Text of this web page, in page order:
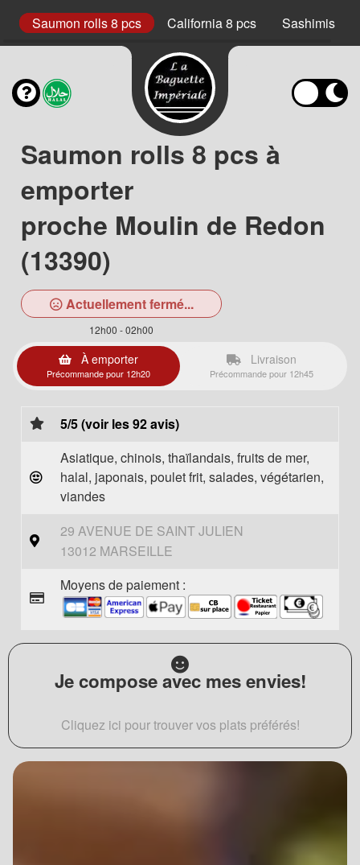
Saumon rolls 8 pcs California 8 pcs Sashimis
Saumon rolls 8 pcs à
emporter
proche Moulin de Redon
(13390)
Actuellement fermé...
12h00 - 02h00
À emporter
Précommande pour 12h20
Livraison
Précommande pour 12h45
5/5 (voir les 92 avis)
Asiatique, chinois, thaïlandais, fruits de mer,
halal, japonais, poulet frit, salades, végétarien,
viandes
29 AVENUE DE SAINT JULIEN
13012 MARSEILLE
Moyens de paiement :
Je compose avec mes envies!
Cliquez ici pour trouver vos plats préférés!